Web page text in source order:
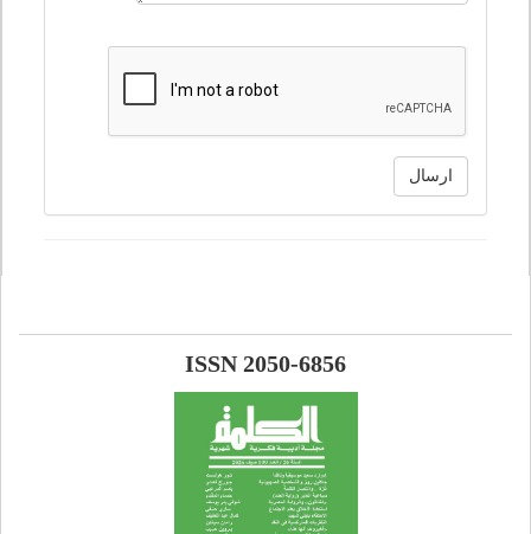
ارسال
ISSN 2050-6856